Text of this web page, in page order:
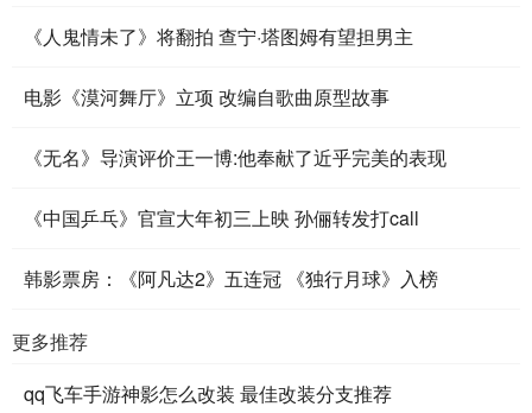
《人鬼情未了》将翻拍 查宁·塔图姆有望担男主
电影《漠河舞厅》立项 改编自歌曲原型故事
《无名》导演评价王一博:他奉献了近乎完美的表现
《中国乒乓》官宣大年初三上映 孙俪转发打call
韩影票房：《阿凡达2》五连冠 《独行月球》入榜
更多推荐
qq飞车手游神影怎么改装 最佳改装分支推荐